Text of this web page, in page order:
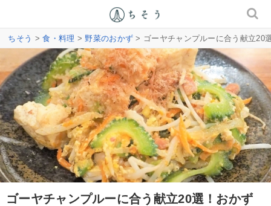
ちそう >食・料理 >野菜のおかず > ゴーヤチャンプルーに合う献立20
ゴーヤチャンプルーに合う献立20選！おかず